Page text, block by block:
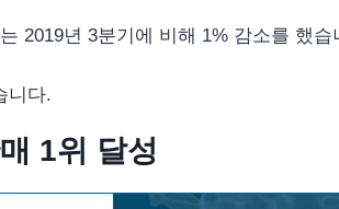
2019년 3분기에 비해 1% 감소를 했
니다.
1위 달성